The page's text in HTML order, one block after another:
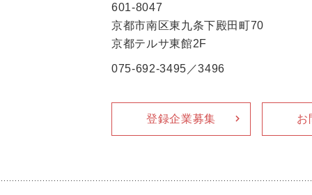
601-8047
京都市南区東九条下殿田町70
京都テルサ東館2F
075-692-3495／3496
登録企業募集 お